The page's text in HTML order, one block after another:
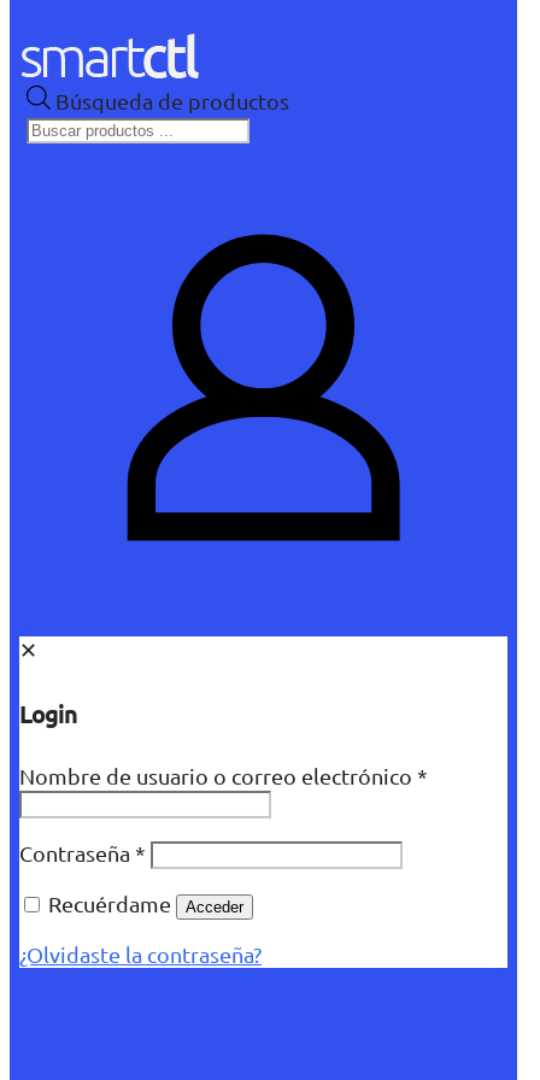
Búsqueda de productos
✕
Login
Nombre de usuario o correo electrónico *
Contraseña *
Recuérdame
Acceder
¿Olvidaste la contraseña?